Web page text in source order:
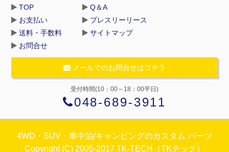
TOP
お支払い
送料・手数料
お問合せ
Q＆A
プレスリーリース
サイトマップ
メールでのお問合せはコチラ
受付時間(10：00～18：00平日)
048-689-3911
4WD・SUV・車中泊/キャンピングのカスタム パーツ
Copyright (C) 2005-2017 TK-TECH（TKテック）